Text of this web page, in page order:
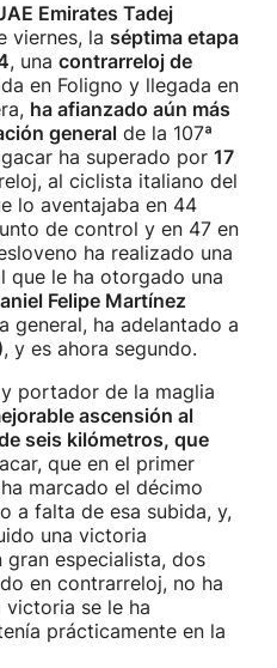
Emirates Tadej
viernes, la séptima etapa
, una contrarreloj de
en Foligno y llegada en
ha afianzado aún más
general de la 107ª
ha superado por 17
al ciclista italiano del
lo aventajaba en 44
de control y en 47 en
ha realizado una
que le ha otorgado una
Felipe Martínez
general, ha adelantado a
, y es ahora segundo.
portador de la maglia
ascensión al
seis kilómetros, que
que en el primer
marcado el décimo
a falta de esa subida, y,
una victoria
gran especialista, dos
en contrarreloj, no ha
se le ha
prácticamente en la